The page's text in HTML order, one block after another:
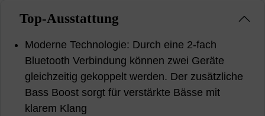
Top-Ausstattung
Moderne Technologie: Durch eine 2-fach
Bluetooth Verbindung können zwei Geräte
gleichzeitig gekoppelt werden. Der zusätzliche
Bass Boost sorgt für verstärkte Bässe mit
klarem Klang